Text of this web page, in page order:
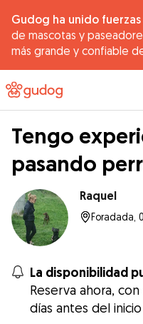
Gudog ha unido fuerzas
de mascotas y
más grande y confiable
Tengo
pasando
Raquel
Foradada,
La disponibilidad
Reserva ahora,
días antes del